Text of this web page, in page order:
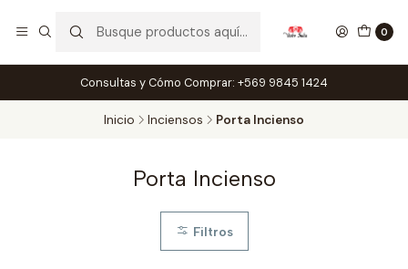
0
Consultas y Cómo Comprar: +569 9845 1424
Inicio Inciensos Porta Incienso
Porta Incienso
Filtros